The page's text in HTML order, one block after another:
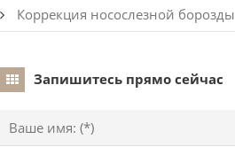
Коррекция носослезной борозды
Запишитесь прямо сейчас